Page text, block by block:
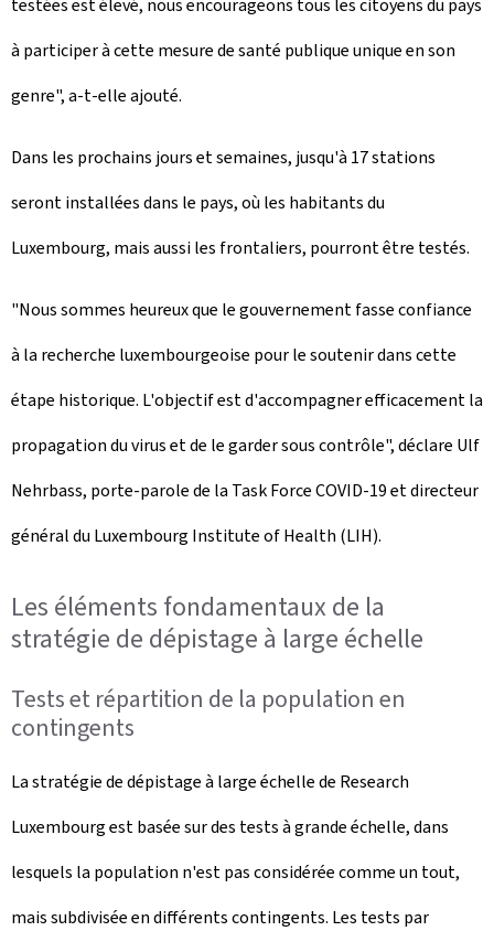
testées est élevé, nous encourageons tous les citoyens du pays
à participer à cette mesure de santé publique unique en son
genre", a-t-elle ajouté.
Dans les prochains jours et semaines, jusqu'à 17 stations
seront installées dans le pays, où les habitants du
Luxembourg, mais aussi les frontaliers, pourront être testés.
"Nous sommes heureux que le gouvernement fasse confiance
à la recherche luxembourgeoise pour le soutenir dans cette
étape historique. L'objectif est d'accompagner efficacement la
propagation du virus et de le garder sous contrôle", déclare Ulf
Nehrbass, porte-parole de la Task Force COVID-19 et directeur
général du Luxembourg Institute of Health (LIH).
Les éléments fondamentaux de la
stratégie de dépistage à large échelle
Tests et répartition de la population en
contingents
La stratégie de dépistage à large échelle de Research
Luxembourg est basée sur des tests à grande échelle, dans
lesquels la population n'est pas considérée comme un tout,
mais subdivisée en différents contingents. Les tests par